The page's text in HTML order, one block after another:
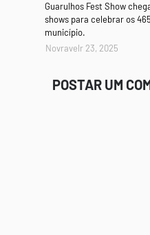
Guarulhos Fest Show
shows para celebrar os
município.
Novravelr 23, 2025
POSTAR UM